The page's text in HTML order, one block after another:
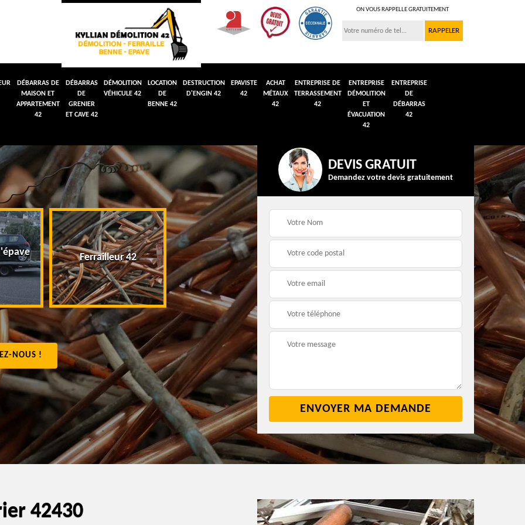
ON VOUS RAPPELLE GRATUITEMENT
DÉBARRAS DE
MAISON ET
APPARTEMENT
42
DÉBARRAS
DE
GRENIER
ET CAVE 42
DÉMOLITION
VÉHICULE 42
LOCATION
DE
BENNE 42
DESTRUCTION
D'ENGIN 42
EPAVISTE
42
ACHAT
MÉTAUX
42
ENTREPRISE DE
TERRASSEMENT
42
ENTREPRISE
DÉMOLITION
ET
ÉVACUATION
42
ENTREPRISE
DE
DÉBARRAS
42
Ferrailleur 42
Débarras de maison et
appartement 42
Débarras de grenier et
Démolition véhicule
42
NOUS !
DEVIS GRATUIT
Demandez votre devis gratuitement
42430